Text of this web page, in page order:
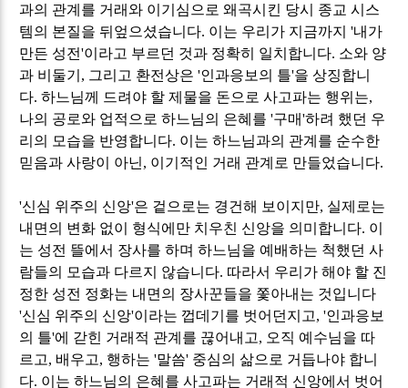
과의 관계를 거래와 이기심으로 왜곡시킨 당시 종교 시스
템의 본질을 뒤엎으셨습니다. 이는 우리가 지금까지'내가
만든 성전'이라고 부르던 것과 정확히 일치합니다. 소와 양
과 비둘기 , 그리고 환전상은'인과응보의 틀'을 상징합니
다.하느님께 드려야 할 제물을 돈으로 사고파는 행위는,
나의 공로와 업적으로 하느님의 은혜를'구매'하려 했던 우
리의 모습을 반영합니다. 이는 하느님과의 관계를 순수한
믿음과 사랑이 아닌, 이기적인 거래 관계로 만들었습니다.
'신심 위주의 신앙'은 겉으로는 경건해 보이지만, 실제로는
내면의 변화 없이 형식에만 치우친 신앙을 의미합니다. 이
는 성전 뜰에서 장사를 하며 하느님을 예배하는 척했던 사
람들의 모습과 다르지 않습니다. 따라서 우리가 해야 할 진
정한 성전 정화는 내면의 장사꾼들을 쫓아내는 것입니다
'신심 위주의 신앙'이라는 껍데기를 벗어던지고, '인과응보
의 틀'에 갇힌 거래적 관계를 끊어내고, 오직 예수님을 따
르고, 배우고, 행하는'말씀' 중심의 삶으로 거듭나야 합니
다. 이는 하느님의 은혜를 사고파는 거래적 신앙에서 벗어